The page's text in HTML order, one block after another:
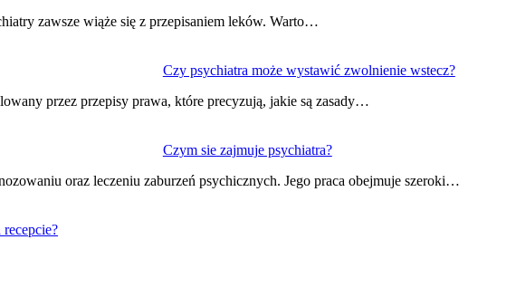
zawsze wiąże się z przepisaniem leków. Warto…
Czy psychiatra może wystawić zwolnienie wstecz?
przez przepisy prawa, które precyzują, jakie są zasady…
Czym sie zajmuje psychiatra?
oraz leczeniu zaburzeń psychicznych. Jego praca obejmuje szeroki…